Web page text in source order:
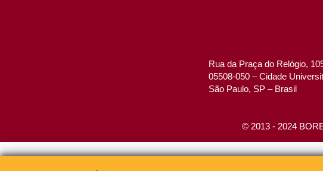
Rua da Praça do Relógio,
05508-050 – Cidade
São Paulo, SP – Brasil
© 2013 - 2024